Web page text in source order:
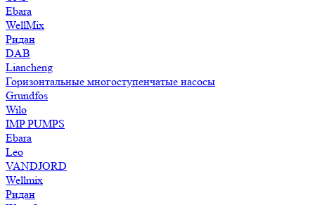
Ebara
WellMix
Ридан
DAB
Liancheng
Горизонтальные многоступенчатые насосы
Grundfos
Wilo
IMP PUMPS
Ebara
Leo
VANDJORD
Wellmix
Ридан